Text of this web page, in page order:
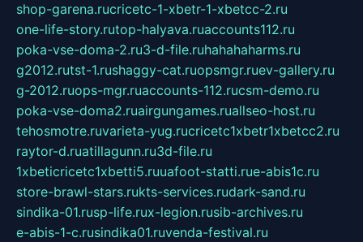
shop-garena.rucricetc-1-xbetr-1-xbetcc-2.ru
one-life-story.rutop-halyava.ruaccounts112.ru
poka-vse-doma-2.ru3-d-file.ruhahahaharms.ru
g2012.rutst-1.rushaggy-cat.ruopsmgr.ruev-gallery.ru
g-2012.ruops-mgr.ruaccounts-112.rucsm-demo.ru
poka-vse-doma2.ruairgungames.ruallseo-host.ru
tehosmotre.ruvarieta-yug.rucricetc1xbetr1xbetcc2.ru
raytor-d.ruatillagunn.ru3d-file.ru
1xbeticricetc1xbetti5.ruuafoot-statti.rue-abis1c.ru
store-brawl-stars.rukts-services.rudark-sand.ru
sindika-01.rusp-life.rux-legion.rusib-archives.ru
e-abis-1-c.rusindika01.ruvenda-festival.ru